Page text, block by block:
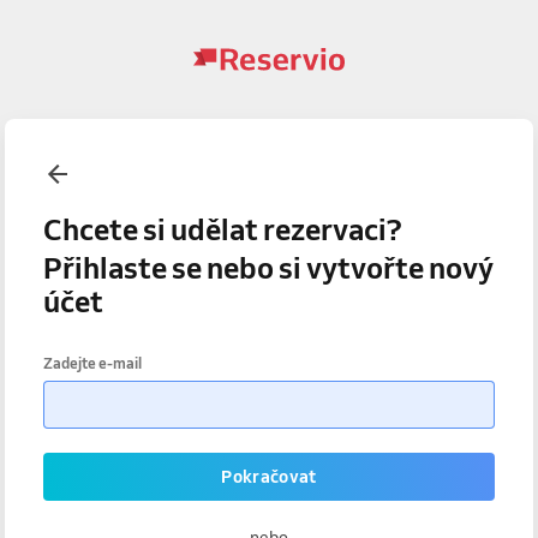
Chcete si udělat rezervaci?
Přihlaste se nebo si vytvořte nový
účet
Zadejte e-mail
Pokračovat